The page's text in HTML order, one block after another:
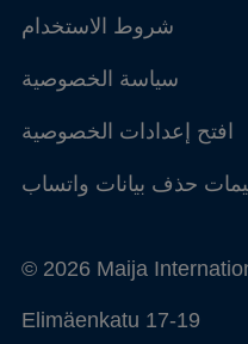
شروط الاستخدام
سياسة الخصوصية
افتح إعدادات الخصوصية
حذف بيانات واتساب
© 2026 Maija
Elimäenkatu 17-19